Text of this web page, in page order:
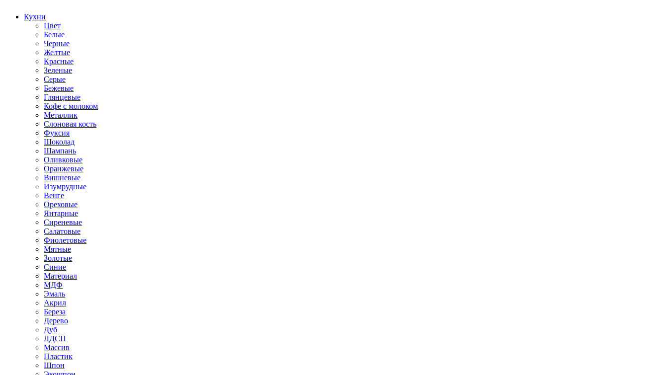
Кухни
Цвет
Белые
Черные
Желтые
Красные
Зеленые
Серые
Бежевые
Глянцевые
Кофе с молоком
Металлик
Слоновая кость
Фуксия
Шоколад
Шампань
Оливковые
Оранжевые
Вишневые
Изумрудные
Венге
Ореховые
Янтарные
Сиреневые
Салатовые
Фиолетовые
Мятные
Золотые
Синие
Материал
МДФ
Эмаль
Акрил
Береза
Дерево
Дуб
ЛДСП
Массив
Пластик
Шпон